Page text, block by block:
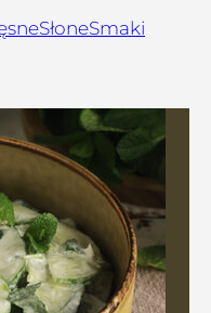
SłoneSmaki